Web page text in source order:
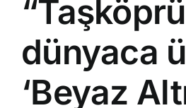
dünyaca
‘Beyaz